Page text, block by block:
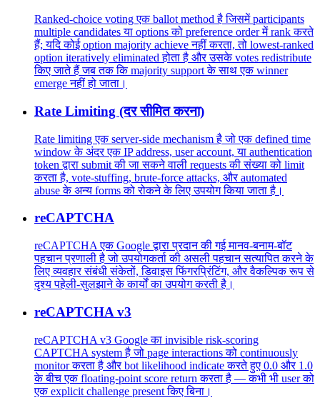
Ranked-choice voting एक ballot method है जिसमें participants
multiple candidates या options को preference order में rank करते
हैं; यदि कोई option majority achieve नहीं करता, तो lowest-ranked
option iteratively eliminated होता है और उसके votes redistribute
किए जाते हैं जब तक कि majority support के साथ एक winner
emerge नहीं हो जाता।
Rate Limiting (दर सीमित करना)
Rate limiting एक server-side mechanism है जो एक defined time
window के अंदर एक IP address, user account, या authentication
token द्वारा submit की जा सकने वाली requests की संख्या को limit
करता है, vote-stuffing, brute-force attacks, और automated
abuse के अन्य forms को रोकने के लिए उपयोग किया जाता है।
reCAPTCHA
reCAPTCHA एक Google द्वारा प्रदान की गई मानव-बनाम-बॉट
पहचान प्रणाली है जो उपयोगकर्ता की असली पहचान सत्यापित करने के
लिए व्यवहार संबंधी संकेतों, डिवाइस फिंगरप्रिंटिंग, और वैकल्पिक रूप से
दृश्य पहेली-सुलझाने के कार्यों का उपयोग करती है।
reCAPTCHA v3
reCAPTCHA v3 Google का invisible risk-scoring
CAPTCHA system है जो page interactions को continuously
monitor करता है और bot likelihood indicate करते हुए 0.0 और 1.0
के बीच एक floating-point score return करता है — कभी भी user को
एक explicit challenge present किए बिना।